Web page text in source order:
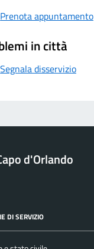
Prenota appuntamento
in città
Segnala disservizio
d'Orlando
DI SERVIZIO